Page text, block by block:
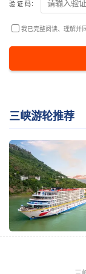
验 证 码：
我已完整阅读、理解并
三峡游轮推荐